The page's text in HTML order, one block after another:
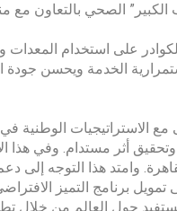
الصحي بالتعاون مع
على استخدام المعدات
استمرارية الخدمة ويحسن
الاستراتيجيات الوطنية في
وامتد هذا التوجه إلى
برنامج التميز
في لندن، وهو برنامج يستهدف نحو 10 ملايين